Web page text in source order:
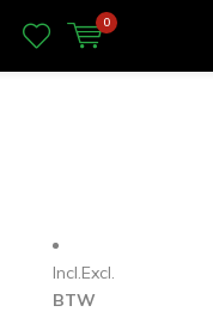
0
Incl.Excl.
BTW